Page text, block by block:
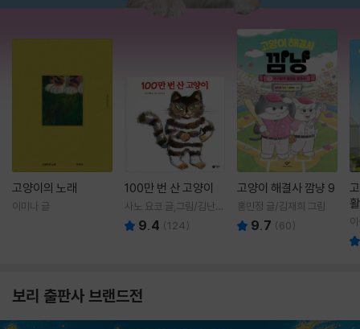
고양이의 노래
이미나 글
100만 번 산 고양이
사노 요코 글,그림/김난주
역 9.4 (124)
고양이 해결사 깜냥 9
홍민정 글/김재희 그림
9.7 (60)
보리 출판사 브랜드전